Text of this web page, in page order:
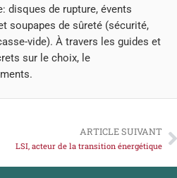
disques de rupture, évents
soupapes de sûreté (sécurité,
vide). À travers les guides et
sur le choix, le
ARTICLE SUIVANT
LSI, acteur de la transition énergétique